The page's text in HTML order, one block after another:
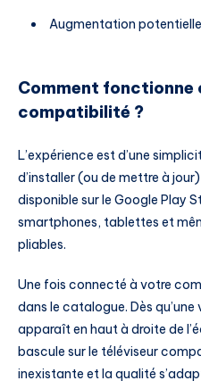
Augmentation
Comment fonctionne
compatibilité ?
L’expérience est d’une
d’installer (ou de mettre à
disponible sur le Google Play
smartphones, tablettes et
pliables.
Une fois connecté à votre
dans le catalogue. Dès
apparaît en haut à droite de
bascule sur le téléviseur
inexistante et la qualité